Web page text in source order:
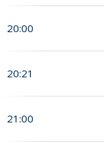
20:00
20:21
21:00